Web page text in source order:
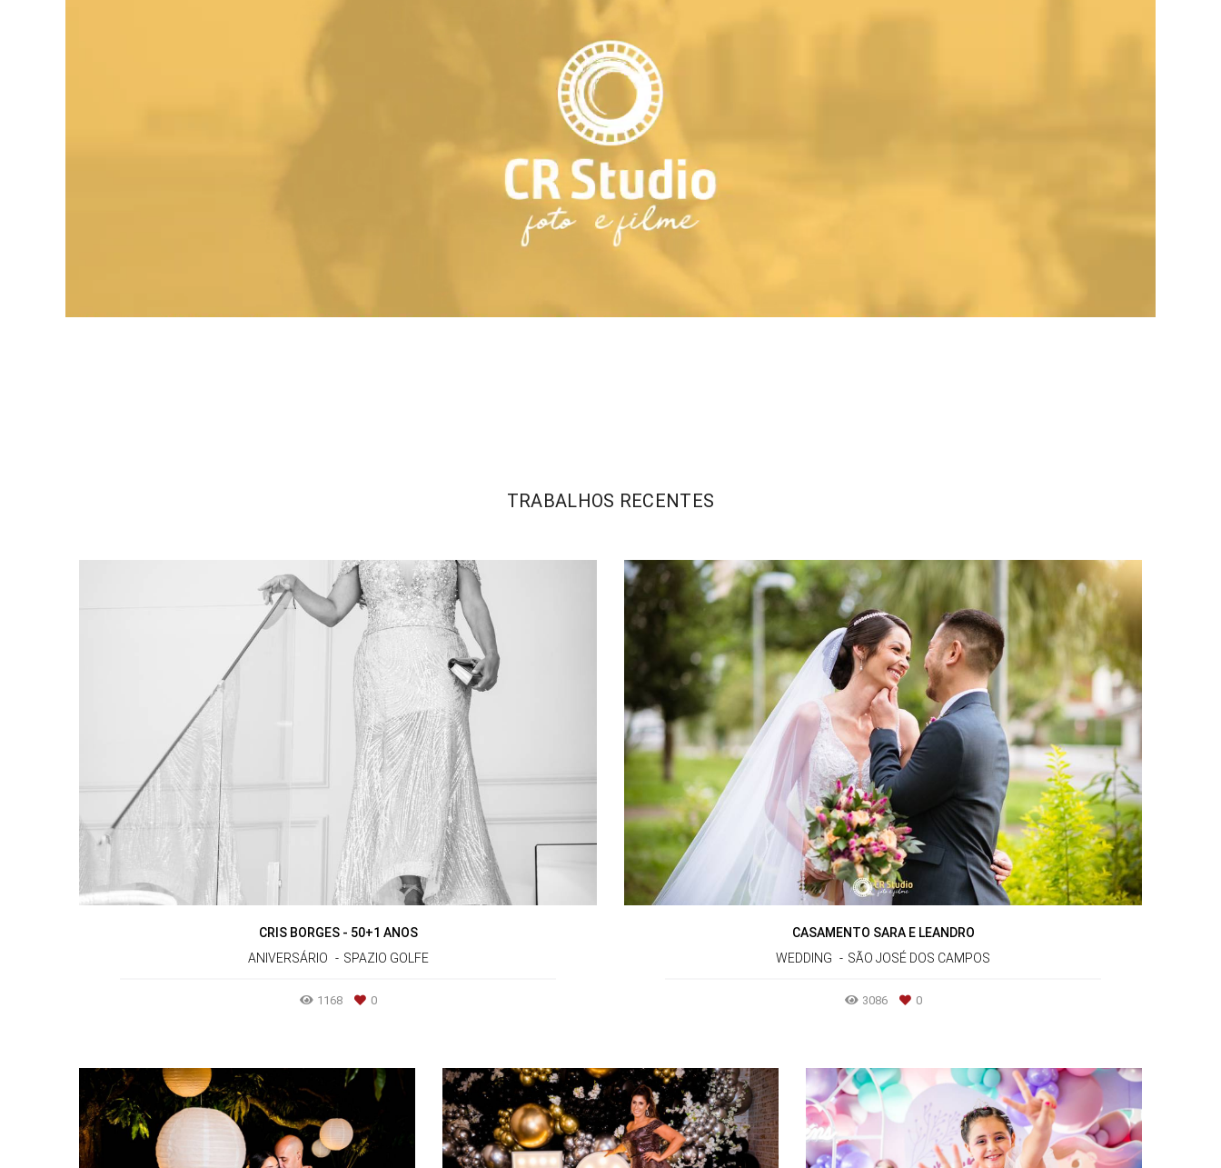
TRABALHOS RECENTES
CRIS BORGES - 50+1 ANOS
ANIVERSÁRIO
SPAZIO GOLFE
1168 0
CASAMENTO SARA E LEANDRO
WEDDING
SÃO JOSÉ DOS CAMPOS
3086 0